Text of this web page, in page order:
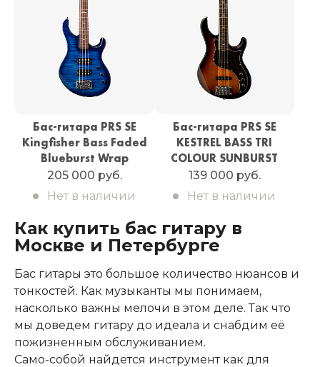
Бас-гитара PRS SE
Kingfisher Bass Faded
Blueburst Wrap
205 000 руб.
Нет в наличии
Бас-гитара PRS SE
KESTREL BASS TRI
COLOUR SUNBURST
139 000 руб.
Нет в наличии
Как купить бас гитару в
Москве и Петербурге
Бас гитары это большое количество нюансов и
тонкостей. Как музыканты мы понимаем,
насколько важны мелочи в этом деле. Так что
мы доведем гитару до идеала и снабдим её
пожизненным обслуживанием.
Само-собой найдется инструмент как для